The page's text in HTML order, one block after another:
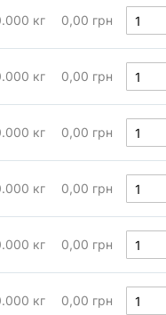
кг 0,00 грн
кг 0,00 грн
кг 0,00 грн
кг 0,00 грн
кг 0,00 грн
кг 0,00 грн